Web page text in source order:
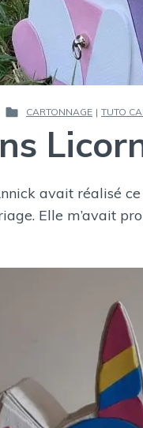
PUBLIÉ
CARTONNAGE | TUTO
avait réalisé
Elle m’avait